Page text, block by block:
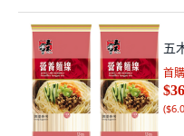
五
首
$36
(